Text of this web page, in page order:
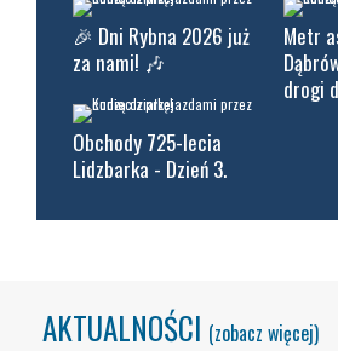
🎉 Dni Rybna 2026 już
za nami! 🎶
Metr
drogi
Obchody 725-lecia
Lidzbarka - Dzień 3.
AKTUALNOŚCI (zobacz więcej)